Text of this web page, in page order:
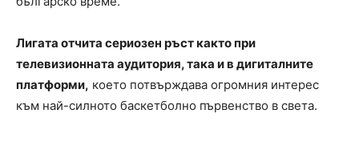
Лигата отчита сериозен ръст както при
телевизионната аудитория, така и в дигиталните
платформи, което потвърждава огромния интерес
към най-силното баскетболно първенство в света.